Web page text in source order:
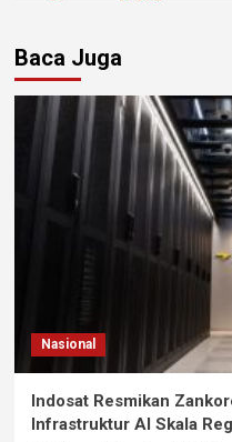
Baca Juga
Nasional
Indosat Resmikan
Infrastruktur AI Skala